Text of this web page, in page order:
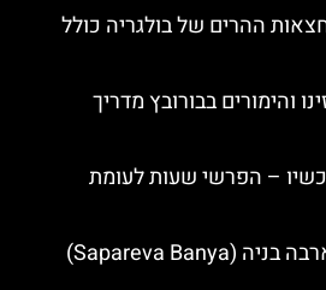
ל-2 מרחצאות ההרים של בולגריה כולל
והימורים בבורובץ מדריך
– הפרשי שעות לעומת
בריכות תרמיות בספארבה בניה (Sapareva Banya)